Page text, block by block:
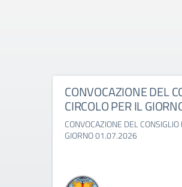
CONVOCAZIONE DEL
CIRCOLO PER IL
CONVOCAZIONE DEL
GIORNO 01.07.2026